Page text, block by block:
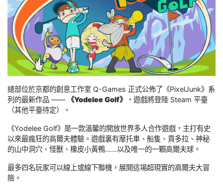
總部位於京都的創意工作室 Q-Games 正式公佈了《PixelJunk》系
列的最新作品 —— 《Yodelee Golf》
，遊戲將登陸 Steam 平臺
（其他平臺待定）。
《Yodelee Golf》是一款溫馨的開放世界多人合作遊戲，主打有史
以來最瘋狂的高爾夫體驗。遊戲裏有摩托車、船隻、貢多拉、神秘
的山中洞穴、怪獸、橡皮小黃鴨……以及唯一的一顆高爾夫球。
最多四名玩家可以線上或線下聯機，展開這場超現實的高爾夫大冒
險。